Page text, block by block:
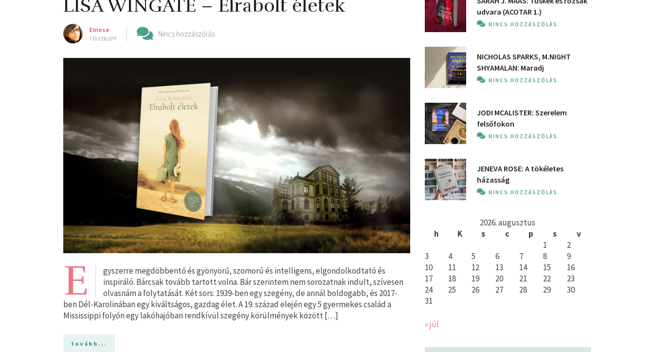
LISA WINGATE – Elrabolt életek
Emese
7 ÉV EZELŐTT
Nincs hozzászólás
E
gyszerre megdöbbentő és gyönyörű, szomorú és intelligens, elgondolkodtató és
inspiráló. Bárcsak tovább tartott volna. Bár szerintem nem sorozatnak indult, szívesen
olvasnám a folytatását. Két sors: 1939-ben egy szegény, de annál boldogabb, és 2017-
ben Dél-Karolinában egy kiváltságos, gazdag élet. A 19. század elején egy 5 gyermekes család a
Mississippi folyón egy lakóhajóban rendkívül szegény körülmények között […]
tovább...
udvara (ACOTAR 1.)
NINCS HOZZÁSZÓLÁS
NICHOLAS SPARKS, M.NIGHT
SHYAMALAN: Maradj
NINCS HOZZÁSZÓLÁS
JODI MCALISTER: Szerelem
felsőfokon
NINCS HOZZÁSZÓLÁS
JENEVA ROSE: A ​tökéletes
házasság
NINCS HOZZÁSZÓLÁS
2026. augusztus
h
K s c p s
v
1
2
3
4 5 6 7 8
9
10
11 12 13 14 15
16
17
18 19 20 21 22
23
24
25 26 27 28 29
30
31
« júl